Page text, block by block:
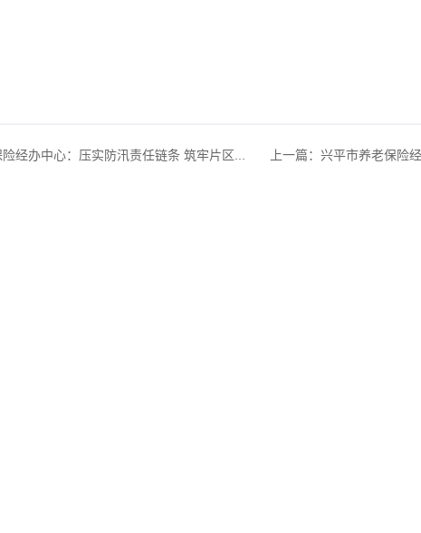
上一篇： 兴平市养老保险
经办中心：压实防汛责任链条 筑牢片区...